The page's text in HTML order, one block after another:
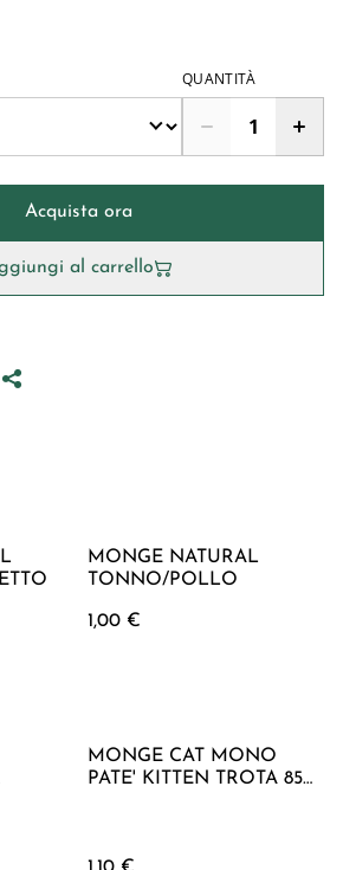
QUANTITÀ
Acquista ora
al carrello
MONGE NATURAL
TONNO/POLLO
1,00 €
MONGE CAT MONO
PATE' KITTEN TROTA 85